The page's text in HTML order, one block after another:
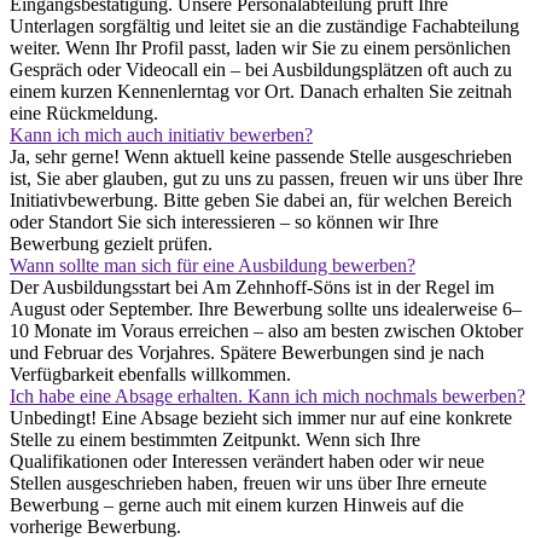
Unterlagen sorgfältig und leitet sie an die zuständige Fachabteilung
weiter. Wenn Ihr Profil passt, laden wir Sie zu einem persönlichen
Gespräch oder Videocall ein – bei Ausbildungsplätzen oft auch zu
einem kurzen Kennenlerntag vor Ort. Danach erhalten Sie zeitnah
eine Rückmeldung.
Kann ich mich auch initiativ bewerben?
Ja, sehr gerne! Wenn aktuell keine passende Stelle ausgeschrieben
ist, Sie aber glauben, gut zu uns zu passen, freuen wir uns über Ihre
Initiativbewerbung. Bitte geben Sie dabei an, für welchen Bereich
oder Standort Sie sich interessieren – so können wir Ihre
Bewerbung gezielt prüfen.
Wann sollte man sich für eine Ausbildung bewerben?
Der Ausbildungsstart bei Am Zehnhoff-Söns ist in der Regel im
August oder September. Ihre Bewerbung sollte uns idealerweise 6–
10 Monate im Voraus erreichen – also am besten zwischen Oktober
und Februar des Vorjahres. Spätere Bewerbungen sind je nach
Verfügbarkeit ebenfalls willkommen.
Ich habe eine Absage erhalten. Kann ich mich nochmals bewerben?
Unbedingt! Eine Absage bezieht sich immer nur auf eine konkrete
Stelle zu einem bestimmten Zeitpunkt. Wenn sich Ihre
Qualifikationen oder Interessen verändert haben oder wir neue
Stellen ausgeschrieben haben, freuen wir uns über Ihre erneute
Bewerbung – gerne auch mit einem kurzen Hinweis auf die
vorherige Bewerbung.